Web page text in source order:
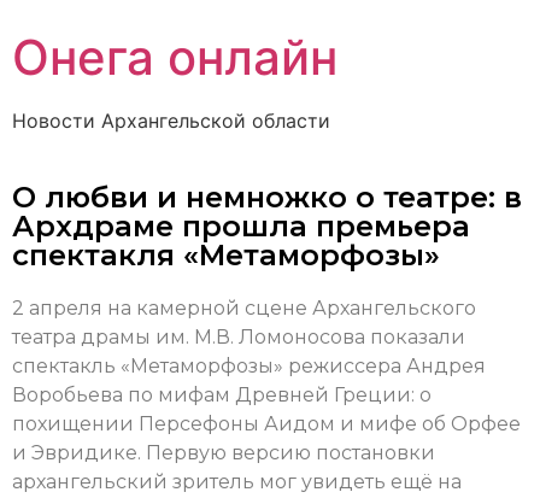
Онега онлайн
Новости Архангельской области
О любви и немножко о театре: в
Архдраме прошла премьера
спектакля «Метаморфозы»
2 апреля на камерной сцене Архангельского
театра драмы им. М.В. Ломоносова показали
спектакль «Метаморфозы» режиссера Андрея
Воробьева по мифам Древней Греции: о
похищении Персефоны Аидом и мифе об Орфее
и Эвридике. Первую версию постановки
архангельский зритель мог увидеть ещё на